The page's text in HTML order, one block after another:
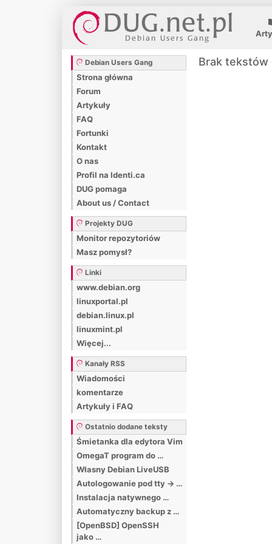
Debian Users Gang
Strona główna
Forum
Artykuły
FAQ
Fortunki
Kontakt
O nas
Profil na Identi.ca
DUG pomaga
About us / Contact
Projekty DUG
Monitor repozytoriów
Masz pomysł?
Linki
www.debian.org
linuxportal.pl
debian.linux.pl
linuxmint.pl
Więcej...
Kanały RSS
Wiadomości
komentarze
Artykuły i FAQ
Ostatnio dodane teksty
Śmietanka dla edytora Vim
OmegaT program do …
Własny Debian LiveUSB
Autologowanie pod tty -> …
Instalacja natywnego …
Automatyczny backup z …
[OpenBSD] OpenSSH
jako …
Brak tekstów